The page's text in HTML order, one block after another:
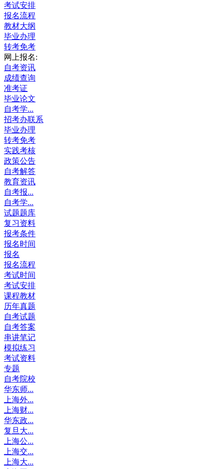
考试安排
报名流程
教材大纲
毕业办理
转考免考
网上报名:
自考资讯
成绩查询
准考证
毕业论文
自考学...
招考办联系
毕业办理
转考免考
实践考核
政策公告
自考解答
教育资讯
自考报...
自考学...
试题题库
复习资料
报考条件
报名时间
报名
报名流程
考试时间
考试安排
课程教材
历年真题
自考试题
自考答案
串讲笔记
模拟练习
考试资料
专题
自考院校
华东师...
上海外...
上海财...
华东政...
复旦大...
上海公...
上海交...
上海大...